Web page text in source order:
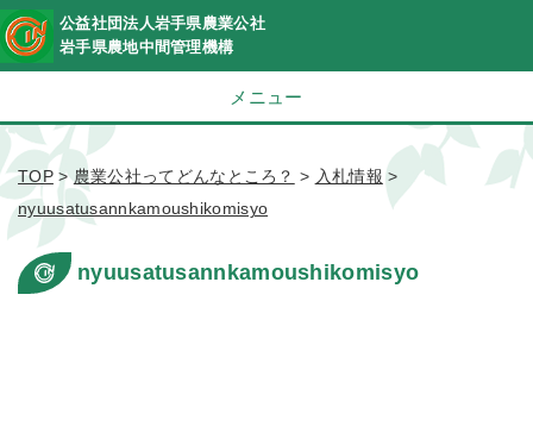
公益社団法人岩手県農業公社
岩手県農地中間管理機構
メニュー
TOP>農業公社ってどんなところ？ > 入札情報 >
nyuusatusannkamoushikomisyo
nyuusatusannkamoushikomisyo